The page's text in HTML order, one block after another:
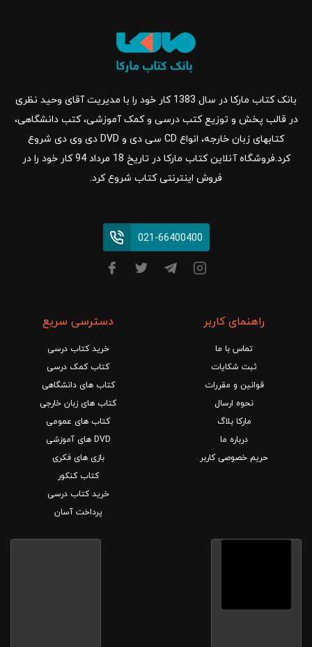
بانک کتاب مارکا در سال 1383 کار خود را با مدیریت آقای وحید نظری
در قالب پخش و توزیع کتب درسی و کمک آموزشی، کتب دانشگاهی،
کتابهای زبان خارجه، انواع CD سی دی و DVD دی وی دی شروع
کرد.فروشگاه آنلاین کتاب مارکا در تاریخ 18 مرداد 94 کار خود را در
فروش اینترنتی کتاب شروع کرد.
021-66400400
راهنمای کاربر
تماس با ما
ثبت شکایات
قوانین و مقررات
نحوه ارسال
مارکا بلاگ
درباره ما
حریم خصوصی کاربر
دسترسی سریع
خرید کتاب درسی
کتاب کمک درسی
کتاب های دانشگاهی
کتاب های زبان خارجی
کتاب های عمومی
DVD های آموزشی
بازی های فکری
کتاب کنکور
خرید کتاب درسی
پرداخت آسان